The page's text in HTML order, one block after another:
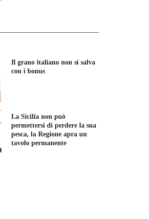
Il grano italiano non si salva
con i bonus
La Sicilia non può
permettersi di perdere la sua
pesca, la Regione apra un
tavolo permanente